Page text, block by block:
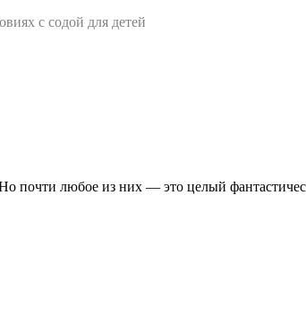
с содой для детей
почти любое из них — это целый